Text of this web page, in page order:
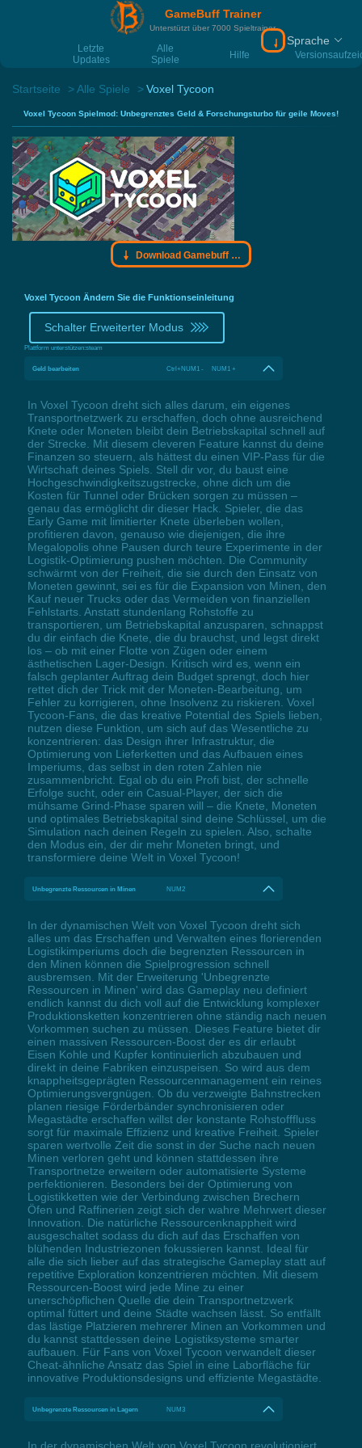
GameBuff Trainer
Unterstützt über 7000 Spieltrainer
Letzte
Updates
Alle
Spiele
Hilfe
Download
Sprache
Startseite Alle Spiele Voxel Tycoon
Voxel Tycoon Spielmod: Unbegrenztes Geld & Forschungsturbo für geile Moves!
Download Gamebuff Trainer
Voxel Tycoon Ändern Sie die Funktionseinleitung
Schalter Erweiterter Modus
Plattform unterstützen:steam
Geld bearbeiten Ctrl+NUM1 - NUM1 +
In Voxel Tycoon dreht sich alles darum, ein eigenes
Transportnetzwerk zu erschaffen, doch ohne ausreichend
Knete oder Moneten bleibt dein Betriebskapital schnell auf
der Strecke. Mit diesem cleveren Feature kannst du deine
Finanzen so steuern, als hättest du einen VIP-Pass für die
Wirtschaft deines Spiels. Stell dir vor, du baust eine
Hochgeschwindigkeitszugstrecke, ohne dich um die
Kosten für Tunnel oder Brücken sorgen zu müssen –
genau das ermöglicht dir dieser Hack. Spieler, die das
Early Game mit limitierter Knete überleben wollen,
profitieren davon, genauso wie diejenigen, die ihre
Megalopolis ohne Pausen durch teure Experimente in der
Logistik-Optimierung pushen möchten. Die Community
schwärmt von der Freiheit, die sie durch den Einsatz von
Moneten gewinnt, sei es für die Expansion von Minen, den
Kauf neuer Trucks oder das Vermeiden von finanziellen
Fehlstarts. Anstatt stundenlang Rohstoffe zu
transportieren, um Betriebskapital anzusparen, schnappst
du dir einfach die Knete, die du brauchst, und legst direkt
los – ob mit einer Flotte von Zügen oder einem
ästhetischen Lager-Design. Kritisch wird es, wenn ein
falsch geplanter Auftrag dein Budget sprengt, doch hier
rettet dich der Trick mit der Moneten-Bearbeitung, um
Fehler zu korrigieren, ohne Insolvenz zu riskieren. Voxel
Tycoon-Fans, die das kreative Potential des Spiels lieben,
nutzen diese Funktion, um sich auf das Wesentliche zu
konzentrieren: das Design ihrer Infrastruktur, die
Optimierung von Lieferketten und das Aufbauen eines
Imperiums, das selbst in den roten Zahlen nie
zusammenbricht. Egal ob du ein Profi bist, der schnelle
Erfolge sucht, oder ein Casual-Player, der sich die
mühsame Grind-Phase sparen will – die Knete, Moneten
und optimales Betriebskapital sind deine Schlüssel, um die
Simulation nach deinen Regeln zu spielen. Also, schalte
den Modus ein, der dir mehr Moneten bringt, und
transformiere deine Welt in Voxel Tycoon!
Unbegrenzte Ressourcen in Minen NUM2
In der dynamischen Welt von Voxel Tycoon dreht sich
alles um das Erschaffen und Verwalten eines florierenden
Logistikimperiums doch die begrenzten Ressourcen in
den Minen können die Spielprogression schnell
ausbremsen. Mit der Erweiterung 'Unbegrenzte
Ressourcen in Minen' wird das Gameplay neu definiert
endlich kannst du dich voll auf die Entwicklung komplexer
Produktionsketten konzentrieren ohne ständig nach neuen
Vorkommen suchen zu müssen. Dieses Feature bietet dir
einen massiven Ressourcen-Boost der es dir erlaubt
Eisen Kohle und Kupfer kontinuierlich abzubauen und
direkt in deine Fabriken einzuspeisen. So wird aus dem
knappheitsgeprägten Ressourcenmanagement ein reines
Optimierungsvergnügen. Ob du verzweigte Bahnstrecken
planen riesige Förderbänder synchronisieren oder
Megastädte erschaffen willst der konstante Rohstofffluss
sorgt für maximale Effizienz und kreative Freiheit. Spieler
sparen wertvolle Zeit die sonst in der Suche nach neuen
Minen verloren geht und können stattdessen ihre
Transportnetze erweitern oder automatisierte Systeme
perfektionieren. Besonders bei der Optimierung von
Logistikketten wie der Verbindung zwischen Brechern
Öfen und Raffinerien zeigt sich der wahre Mehrwert dieser
Innovation. Die natürliche Ressourcenknappheit wird
ausgeschaltet sodass du dich auf das Erschaffen von
blühenden Industriezonen fokussieren kannst. Ideal für
alle die sich lieber auf das strategische Gameplay statt auf
repetitive Exploration konzentrieren möchten. Mit diesem
Ressourcen-Boost wird jede Mine zu einer
unerschöpflichen Quelle die dein Transportnetzwerk
optimal füttert und deine Städte wachsen lässt. So entfällt
das lästige Platzieren mehrerer Minen an Vorkommen und
du kannst stattdessen deine Logistiksysteme smarter
aufbauen. Für Fans von Voxel Tycoon verwandelt dieser
Cheat-ähnliche Ansatz das Spiel in eine Laborfläche für
innovative Produktionsdesigns und effiziente Megastädte.
Unbegrenzte Ressourcen in Lagern NUM3